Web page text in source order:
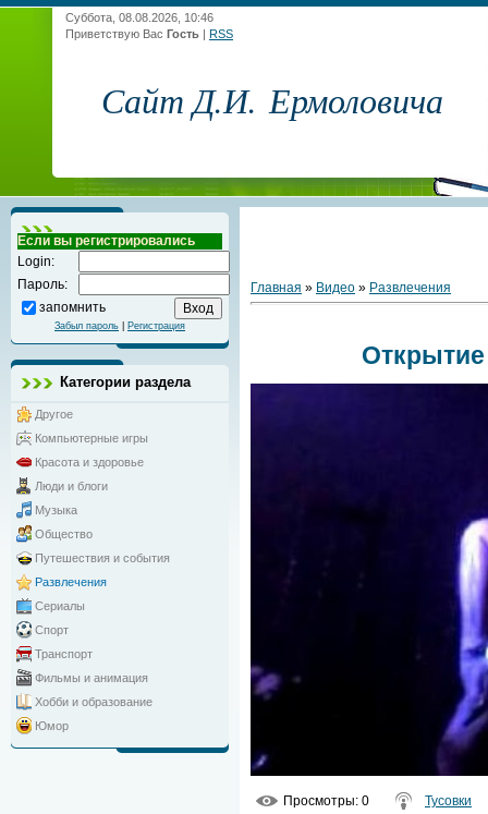
Суббота, 08.08.2026, 10:46
Приветствую Вас Гость | RSS
Сайт Д.И. Ермоловича
Если вы регистрировались
Login:
Пароль:
запомнить
Забыл пароль Регистрация
Категории раздела
Другое
Компьютерные игры
Красота и здоровье
Люди и блоги
Музыка
Общество
Путешествия и события
Развлечения
Сериалы
Спорт
Транспорт
Фильмы и анимация
Хобби и образование
Юмор
Главная » Видео » Развлечения
Просмотры: 0 Тусовки